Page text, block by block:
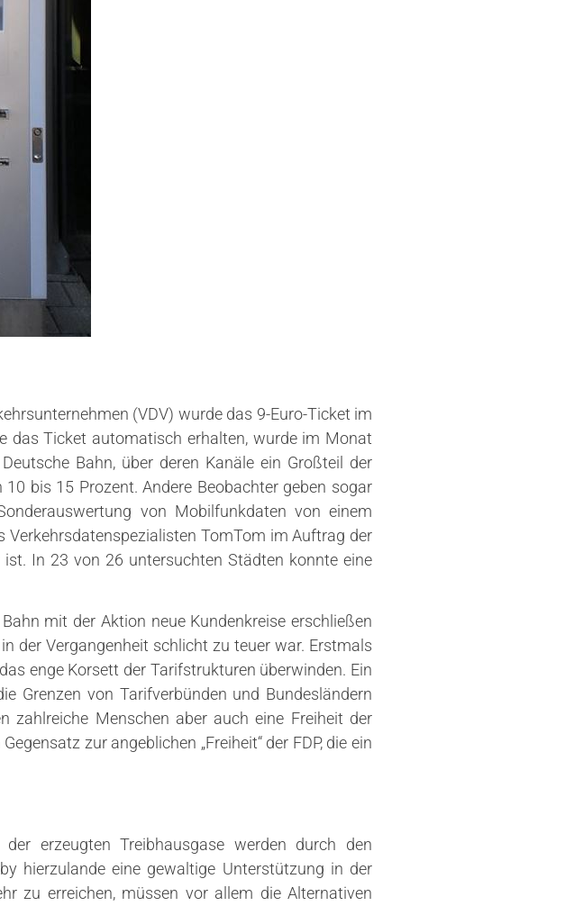
(VDV) wurde das 9-Euro-Ticket im
das Ticket automatisch erhalten, wurde im Monat
Bahn, über deren Kanäle ein Großteil der
bis 15 Prozent. Andere Beobachter geben sogar
von Mobilfunkdaten von einem
TomTom im Auftrag der
In 23 von 26 untersuchten Städten konnte eine
mit der Aktion neue Kundenkreise erschließen
der Vergangenheit schlicht zu teuer war. Erstmals
enge Korsett der Tarifstrukturen überwinden. Ein
Grenzen von Tarifverbünden und Bundesländern
zahlreiche Menschen aber auch eine Freiheit der
zur angeblichen „Freiheit“ der FDP, die ein
erzeugten Treibhausgase werden durch den
hierzulande eine gewaltige Unterstützung in der
zu erreichen, müssen vor allem die Alternativen